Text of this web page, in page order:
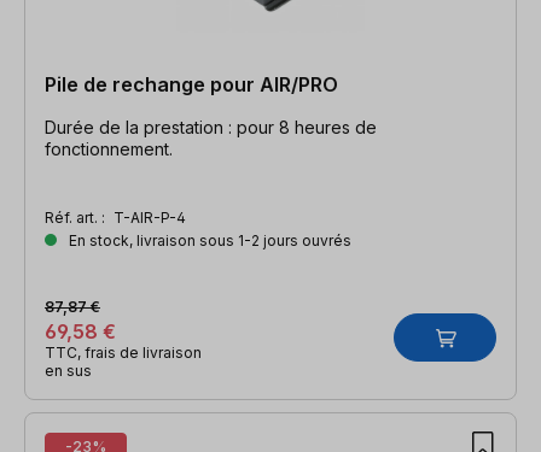
Pile de rechange pour AIR/PRO
Durée de la prestation : pour 8 heures de
fonctionnement.
Réf. art. : T-AIR-P-4
En stock, livraison sous 1-2 jours ouvrés
69,58 €
87,87 €
TTC, frais de livraison
en sus
-23%